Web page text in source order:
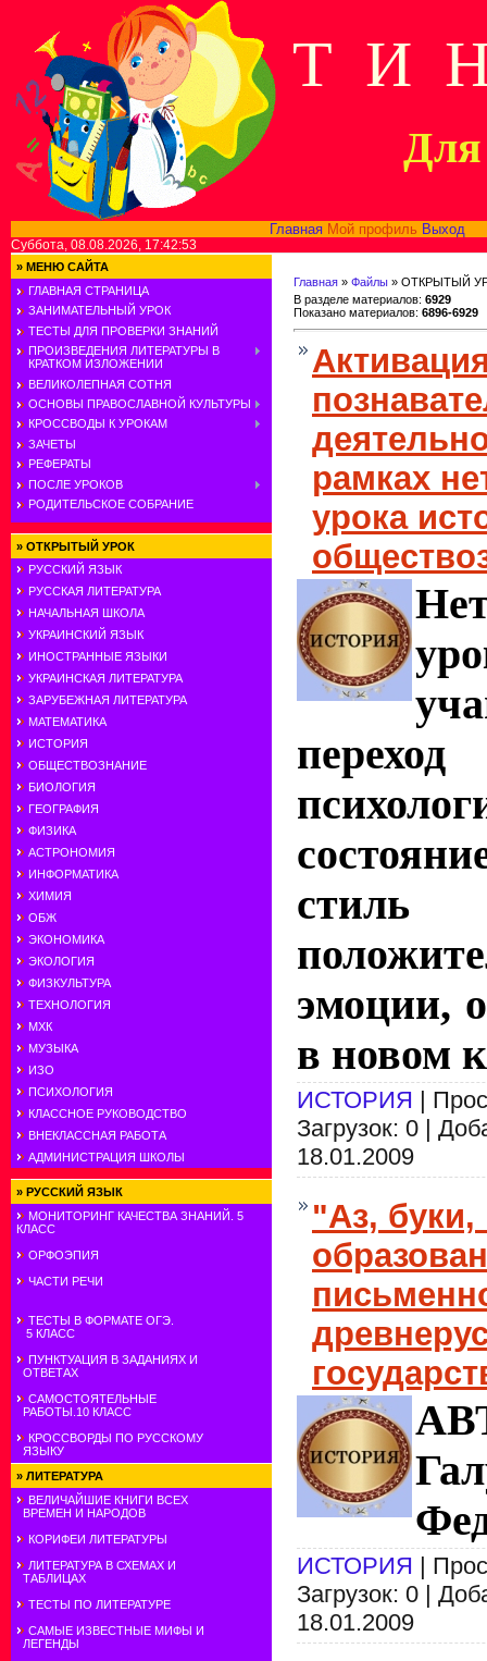
Т И
Для
Главная Мой профиль Выход
Суббота, 08.08.2026, 17:42:53
» МЕНЮ САЙТА
ГЛАВНАЯ СТРАНИЦА
ЗАНИМАТЕЛЬНЫЙ УРОК
ТЕСТЫ ДЛЯ ПРОВЕРКИ ЗНАНИЙ
ПРОИЗВЕДЕНИЯ ЛИТЕРАТУРЫ В
КРАТКОМ ИЗЛОЖЕНИИ
ВЕЛИКОЛЕПНАЯ СОТНЯ
ОСНОВЫ ПРАВОСЛАВНОЙ КУЛЬТУРЫ
КРОССВОДЫ К УРОКАМ
ЗАЧЕТЫ
РЕФЕРАТЫ
ПОСЛЕ УРОКОВ
РОДИТЕЛЬСКОЕ СОБРАНИЕ
» ОТКРЫТЫЙ УРОК
РУССКИЙ ЯЗЫК
РУССКАЯ ЛИТЕРАТУРА
НАЧАЛЬНАЯ ШКОЛА
УКРАИНСКИЙ ЯЗЫК
ИНОСТРАННЫЕ ЯЗЫКИ
УКРАИНСКАЯ ЛИТЕРАТУРА
ЗАРУБЕЖНАЯ ЛИТЕРАТУРА
МАТЕМАТИКА
ИСТОРИЯ
ОБЩЕСТВОЗНАНИЕ
БИОЛОГИЯ
ГЕОГРАФИЯ
ФИЗИКА
АСТРОНОМИЯ
ИНФОРМАТИКА
ХИМИЯ
ОБЖ
ЭКОНОМИКА
ЭКОЛОГИЯ
ФИЗКУЛЬТУРА
ТЕХНОЛОГИЯ
МХК
МУЗЫКА
ИЗО
ПСИХОЛОГИЯ
КЛАССНОЕ РУКОВОДСТВО
ВНЕКЛАССНАЯ РАБОТА
АДМИНИСТРАЦИЯ ШКОЛЫ
» РУССКИЙ ЯЗЫК
МОНИТОРИНГ КАЧЕСТВА ЗНАНИЙ. 5
КЛАСС
ОРФОЭПИЯ
ЧАСТИ РЕЧИ
ТЕСТЫ В ФОРМАТЕ ОГЭ.
5 КЛАСС
ПУНКТУАЦИЯ В ЗАДАНИЯХ И
ОТВЕТАХ
САМОСТОЯТЕЛЬНЫЕ
РАБОТЫ.10 КЛАСС
КРОССВОРДЫ ПО РУССКОМУ
ЯЗЫКУ
» ЛИТЕРАТУРА
ВЕЛИЧАЙШИЕ КНИГИ ВСЕХ
ВРЕМЕН И НАРОДОВ
КОРИФЕИ ЛИТЕРАТУРЫ
ЛИТЕРАТУРА В СХЕМАХ И
ТАБЛИЦАХ
ТЕСТЫ ПО ЛИТЕРАТУРЕ
САМЫЕ ИЗВЕСТНЫЕ МИФЫ И
ЛЕГЕНДЫ
Главная » Файлы » ОТКРЫТЫЙ
В разделе материалов: 6929
Показано материалов: 6896-6929
рамках
урока
эмоции,
в новом
ИСТОРИЯ |
Загрузок: 0 |
18.01.2009
"Аз,
ИСТОРИЯ |
Загрузок: 0 |
18.01.2009